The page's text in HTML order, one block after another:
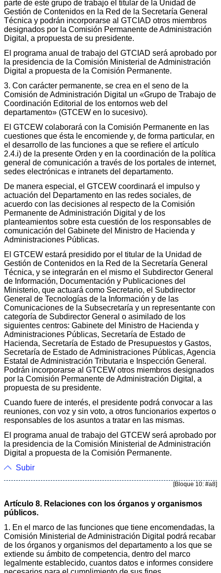
parte de este grupo de trabajo el titular de la Unidad de
Gestión de Contenidos en la Red de la Secretaría General
Técnica y podrán incorporarse al GTCIAD otros miembros
designados por la Comisión Permanente de Administración
Digital, a propuesta de su presidente.
El programa anual de trabajo del GTCIAD será aprobado por
la presidencia de la Comisión Ministerial de Administración
Digital a propuesta de la Comisión Permanente.
3. Con carácter permanente, se crea en el seno de la
Comisión de Administración Digital un «Grupo de Trabajo de
Coordinación Editorial de los entornos web del
departamento» (GTCEW en lo sucesivo).
El GTCEW colaborará con la Comisión Permanente en las
cuestiones que ésta le encomiende y, de forma particular, en
el desarrollo de las funciones a que se refiere el artículo
2.4.i) de la presente Orden y en la coordinación de la política
general de comunicación a través de los portales de internet,
sedes electrónicas e intranets del departamento.
De manera especial, el GTCEW coordinará el impulso y
actuación del Departamento en las redes sociales, de
acuerdo con las decisiones al respecto de la Comisión
Permanente de Administración Digital y de los
planteamientos sobre esta cuestión de los responsables de
comunicación del Gabinete del Ministro de Hacienda y
Administraciones Públicas.
El GTCEW estará presidido por el titular de la Unidad de
Gestión de Contenidos en la Red de la Secretaría General
Técnica, y se integrarán en el mismo el Subdirector General
de Información, Documentación y Publicaciones del
Ministerio, que actuará como Secretario, el Subdirector
General de Tecnologías de la Información y de las
Comunicaciones de la Subsecretaría y un representante con
categoría de Subdirector General o asimilado de los
siguientes centros: Gabinete del Ministro de Hacienda y
Administraciones Públicas, Secretaría de Estado de
Hacienda, Secretaría de Estado de Presupuestos y Gastos,
Secretaría de Estado de Administraciones Públicas, Agencia
Estatal de Administración Tributaria e Inspección General.
Podrán incorporarse al GTCEW otros miembros designados
por la Comisión Permanente de Administración Digital, a
propuesta de su presidente.
Cuando fuere de interés, el presidente podrá convocar a las
reuniones, con voz y sin voto, a otros funcionarios expertos o
responsables de los asuntos a tratar en las mismas.
El programa anual de trabajo del GTCEW será aprobado por
la presidencia de la Comisión Ministerial de Administración
Digital a propuesta de la Comisión Permanente.
Subir
[Bloque 10: #a8]
Artículo 8. Relaciones con los órganos y organismos
públicos.
1. En el marco de las funciones que tiene encomendadas, la
Comisión Ministerial de Administración Digital podrá recabar
de los órganos y organismos del departamento a los que se
extiende su ámbito de competencia, dentro del marco
legalmente establecido, cuantos datos e informes considere